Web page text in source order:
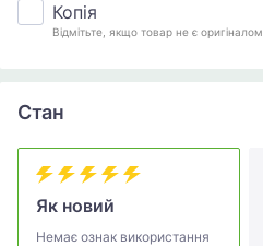
Копія
Відмітьте, якщо товар не є оригіналом
Стан
Як новий
Немає ознак використання